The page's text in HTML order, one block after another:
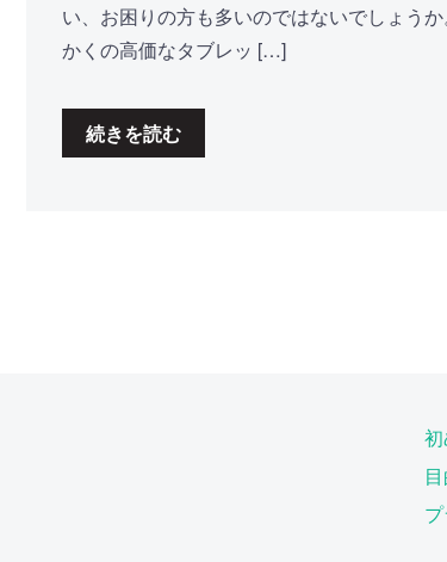
い、お困りの方も多いのではないでしょう
かくの高価なタブレッ […]
続きを読む